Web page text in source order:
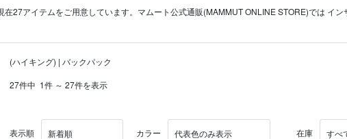
27アイテムをご用意しています。マムート公式通販(MAMMUT ONLINE STORE)では イン
(ハイキング) | バックパック
27件中 1件 ～ 27件を表示
表示順 カラー 在庫